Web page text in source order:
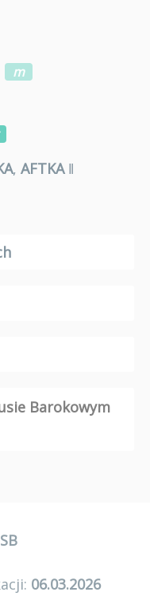
m
, AFTKAǁ
Barokowym
06.03.2026